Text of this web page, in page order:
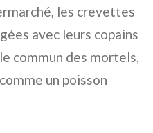
les crevettes
avec leurs copains
commun des mortels,
un poisson